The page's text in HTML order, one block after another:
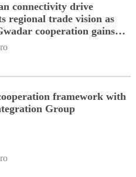
connectivity drive
regional trade vision as
cooperation gains
China's BRI
framework with
Group